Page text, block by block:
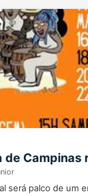
Campinas
será palco de um